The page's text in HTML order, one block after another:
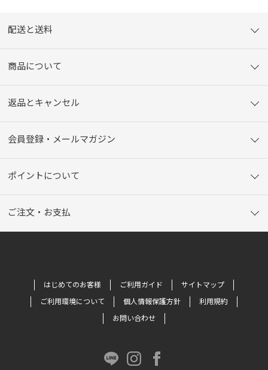
配送と送料
商品について
返品とキャンセル
会員登録・メールマガジン
ポイントについて
ご注文・お支払
はじめてのお客様 ご利用ガイド
サイトマップ
ご利用環境について
個人情報保護方針
利用規約
お問い合わせ